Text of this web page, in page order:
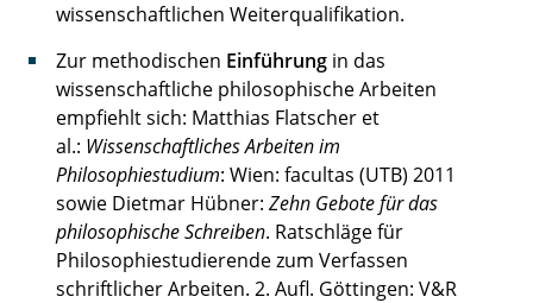
wissenschaftlichen Weiterqualifikation.
Zur methodischen Einführung in das
wissenschaftliche philosophische Arbeiten
empfiehlt sich: Matthias Flatscher et
al.: Wissenschaftliches Arbeiten im
Philosophiestudium: Wien: facultas (UTB) 2011
sowie Dietmar Hübner: Zehn Gebote für das
philosophische Schreiben. Ratschläge für
Philosophiestudierende zum Verfassen
schriftlicher Arbeiten. 2. Aufl. Göttingen: V&R